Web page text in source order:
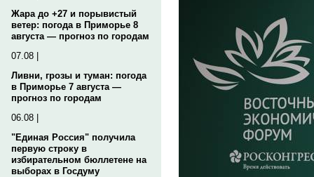
Жара до +27 и порывистый
ветер: погода в Приморье 8
августа — прогноз по городам
07.08 |
Ливни, грозы и туман: погода
в Приморье 7 августа —
прогноз по городам
06.08 |
"Единая Россия" получила
первую строку в
избирательном бюллетене на
выборах в Госдуму